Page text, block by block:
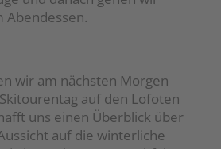
Abendessen.
wir am nächsten Morgen
auf den Lofoten
uns einen Überblick über
auf die winterliche